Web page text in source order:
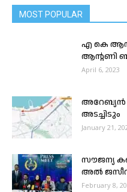
MOST POPULAR
എ കെ
ആന്റണി
April 6, 2023
അറേബ്യൻ
അടച്ചിടും
January 21,
സൗജന്യ
അൽ ജസീറ
February 8,